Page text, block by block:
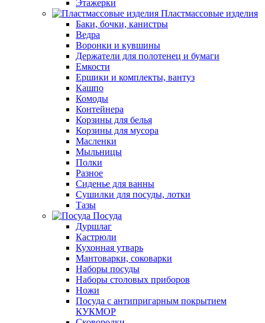
Этажерки
Пластмассовые изделия
Баки, бочки, канистры
Ведра
Воронки и кувшины
Держатели для полотенец и бумаги
Емкости
Ершики и комплекты, вантуз
Кашпо
Комоды
Контейнера
Корзины для белья
Корзины для мусора
Масленки
Мыльницы
Полки
Разное
Сиденье для ванны
Сушилки для посуды, лотки
Тазы
Посуда
Дуршлаг
Кастрюли
Кухонная утварь
Мантоварки, соковарки
Наборы посуды
Наборы столовых приборов
Ножи
Посуда с антипригарным покрытием
КУКМОР